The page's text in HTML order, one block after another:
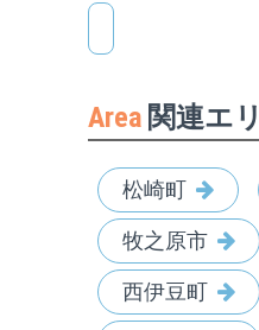
Area 関連エ
松崎町
牧之原市
西伊豆町